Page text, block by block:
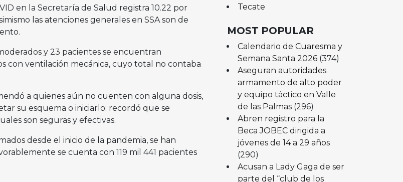
en la Secretaría de Salud registra 10.22 por
las atenciones generales en SSA son de
y 23 pacientes se encuentran
con ventilación mecánica, cuyo total no contaba
a quienes aún no cuenten con alguna dosis,
su esquema o iniciarlo; recordó que se
son seguras y efectivas.
desde el inicio de la pandemia, se han
se cuenta con 119 mil 441 pacientes
Tecate
MOST POPULAR
Calendario de Cuaresma y
Semana Santa 2026 (374)
Aseguran autoridades
armamento de alto poder
y equipo táctico en Valle
de las Palmas (296)
Abren registro para la
Beca JOBEC dirigida a
jóvenes de 14 a 29 años
(290)
Acusan a Lady Gaga de ser
parte del “club de los